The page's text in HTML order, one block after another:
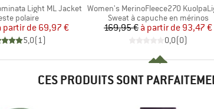
Light ML Jacket
group
polaire
Prix
Prix réduit
partir de69,97 €
5,0(1)
Article
Women's MerinoFleece270 KuolpaLightSt. Zip
Product group
Sweat à capuche en mérinos
Prix
169,95 € Prix réduit
à partir de 93,47 €
0,0(0)
CES PRODUITS SONT